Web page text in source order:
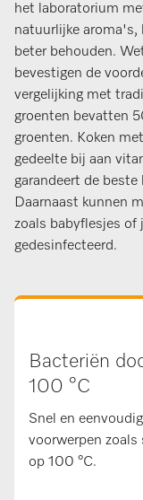
het laboratorium
natuurlijke aroma's,
beter behouden.
bevestigen de
vergelijking met
groenten bevatten
groenten. Koken
gedeelte bij aan
garandeert de
Daarnaast kunnen
zoals babyflesjes of
gedesinfecteerd.
Bacteriën
100 °C
Snel en
voorwerpen zoals
op 100 °C.